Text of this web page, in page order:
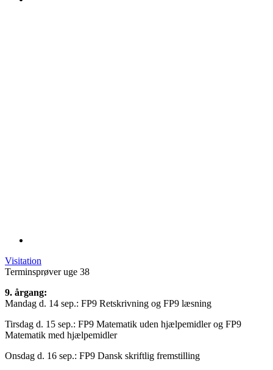
Visitation
Terminsprøver uge 38
9. årgang:
Mandag d. 14 sep.: FP9 Retskrivning og FP9 læsning
Tirsdag d. 15 sep.: FP9 Matematik uden hjælpemidler og FP9
Matematik med hjælpemidler
Onsdag d. 16 sep.: FP9 Dansk skriftlig fremstilling